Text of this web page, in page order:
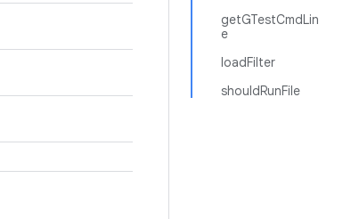
getGTestCmdLin
e
loadFilter
shouldRunFile